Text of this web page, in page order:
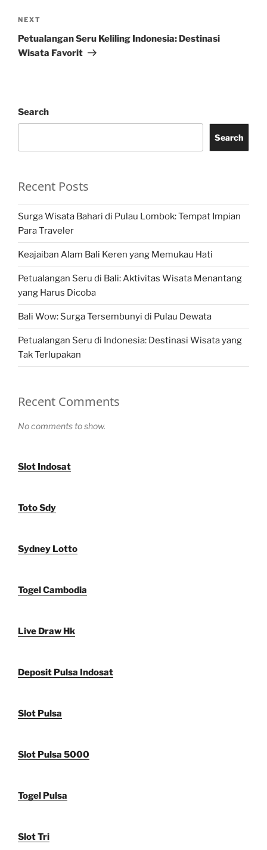
Next
Post
NEXT
Petualangan Seru Keliling Indonesia: Destinasi
Wisata Favorit
Search
Search
Recent Posts
Surga Wisata Bahari di Pulau Lombok: Tempat Impian
Para Traveler
Keajaiban Alam Bali Keren yang Memukau Hati
Petualangan Seru di Bali: Aktivitas Wisata Menantang
yang Harus Dicoba
Bali Wow: Surga Tersembunyi di Pulau Dewata
Petualangan Seru di Indonesia: Destinasi Wisata yang
Tak Terlupakan
Recent Comments
No comments to show.
Slot Indosat
Toto Sdy
Sydney Lotto
Togel Cambodia
Live Draw Hk
Deposit Pulsa Indosat
Slot Pulsa
Slot Pulsa 5000
Togel Pulsa
Slot Tri